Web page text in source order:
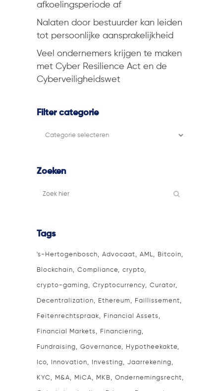
afkoelingsperiode af
Nalaten door bestuurder kan leiden
tot persoonlijke aansprakelijkheid
Veel ondernemers krijgen te maken
met Cyber Resilience Act en de
Cyberveiligheidswet
Filter categorie
Filter
Zoeken
Tags
's-Hertogenbosch Advocaat AML Bitcoin
Blockchain Compliance crypto
crypto-gaming Cryptocurrency Curator
Decentralization Ethereum Faillissement
Feitenrechtspraak Financial Assets
Financial Markets Financiering
Fundraising Governance Hypotheekakte
Ico Innovation Investing Jaarrekening
KYC M&A MiCA MKB Ondernemingsrecht